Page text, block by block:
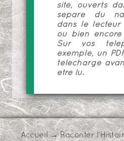
site, ouverts
séparé du
dans le
ou bien encore
Sur vos
exemple, un
téléchargé
être lu.
Accueil→Raconter